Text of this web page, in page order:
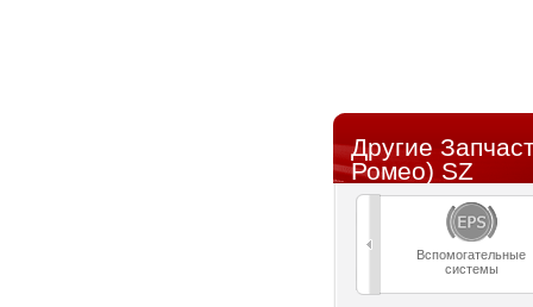
Другие
Ромео) SZ
Вспомогательные
системы